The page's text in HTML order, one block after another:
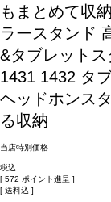
もまとめて収
ラースタンド
&タブレット
1431 1432 タ
ヘッドホンス
る収納
当店特別価格
税込
[ 572 ポイント進呈 ]
送料込